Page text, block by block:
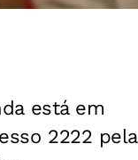
está em
2222 pela